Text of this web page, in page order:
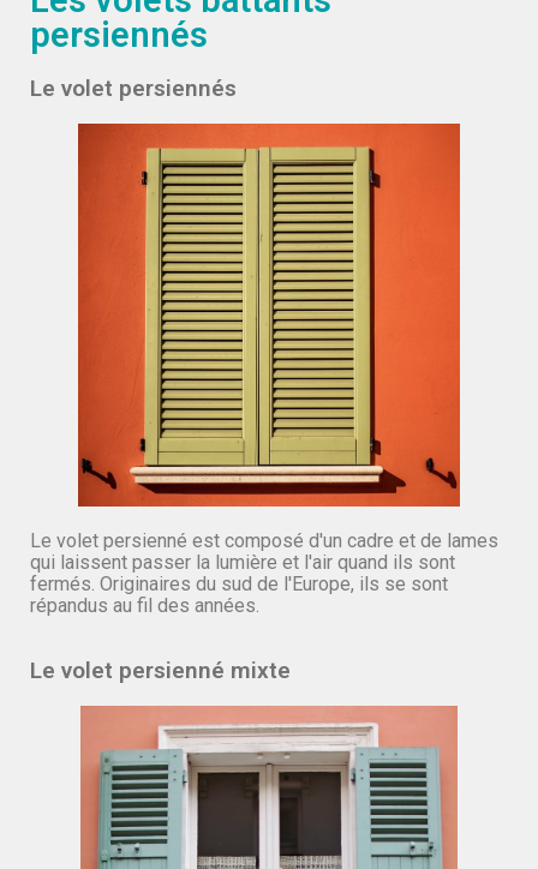
persiennés
Le volet persiennés
Le volet persienné est composé d'un cadre et de lames
qui laissent passer la lumière et l'air quand ils sont
fermés. Originaires du sud de l'Europe, ils se sont
répandus au fil des années.
Le volet persienné mixte